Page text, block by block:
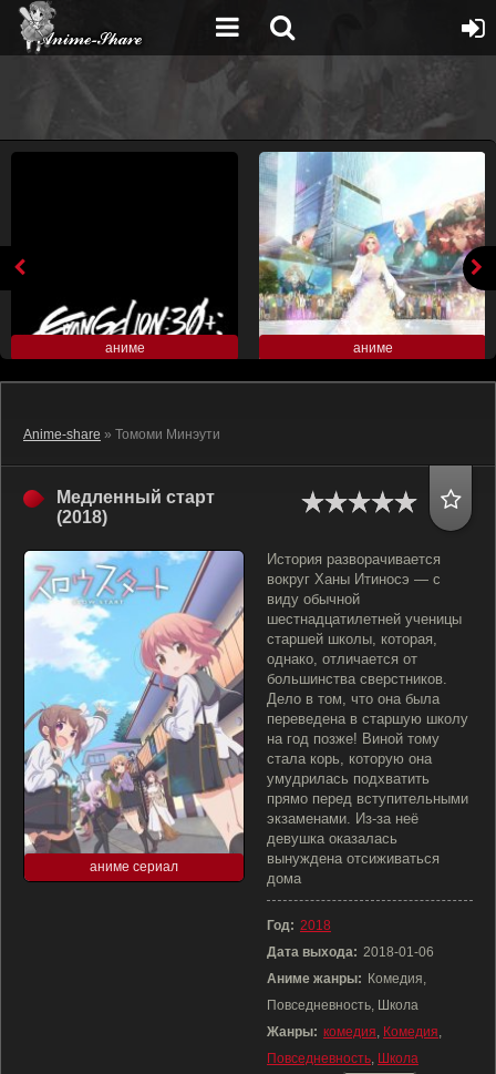
аниме аниме
Anime-share » Томоми Минэути
Медленный старт
(2018)
аниме сериал
История разворачивается
вокруг Ханы Итиносэ — с
виду обычной
шестнадцатилетней ученицы
старшей школы, которая,
однако, отличается от
большинства сверстников.
Дело в том, что она была
переведена в старшую школу
на год позже! Виной тому
стала корь, которую она
умудрилась подхватить
прямо перед вступительными
экзаменами. Из-за неё
девушка оказалась
вынуждена отсиживаться
дома
Год: 2018
Дата выхода: 2018-01-06
Аниме жанры: Комедия,
Повседневность, Школа
Жанры: комедия, Комедия,
Повседневность, Школа